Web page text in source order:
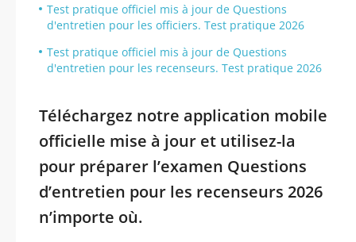
Test pratique officiel mis à jour de Questions
d'entretien pour les officiers. Test pratique 2026
Test pratique officiel mis à jour de Questions
d'entretien pour les recenseurs. Test pratique 2026
Téléchargez notre application mobile
officielle mise à jour et utilisez-la
pour préparer l’examen Questions
d’entretien pour les recenseurs 2026
n’importe où.